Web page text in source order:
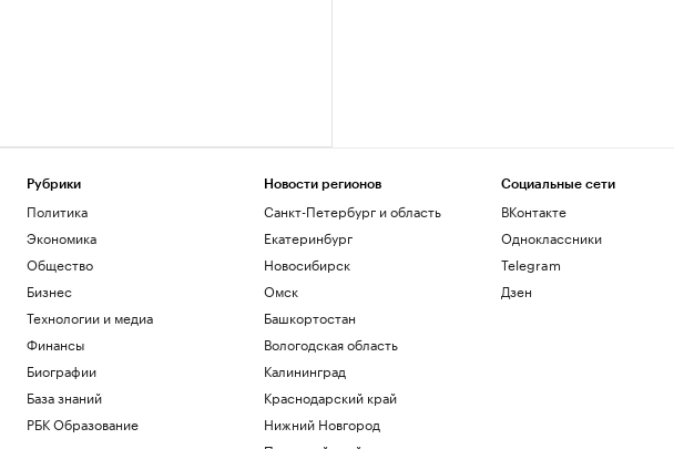
Рубрики
Политика
Экономика
Общество
Бизнес
Технологии и медиа
Финансы
Биографии
База знаний
РБК Образование
Новости регионов
Санкт-Петербург и область
Екатеринбург
Новосибирск
Омск
Башкортостан
Вологодская область
Калининград
Краснодарский край
Нижний Новгород
Социальные сети
ВКонтакте
Одноклассники
Telegram
Дзен